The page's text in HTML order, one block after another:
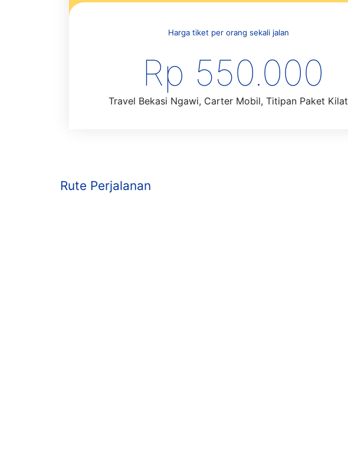
Harga tiket per orang sekali jalan
Rp 550.000
Travel Bekasi Ngawi, Carter Mobil, Titipan Paket Kilat
Rute Perjalanan